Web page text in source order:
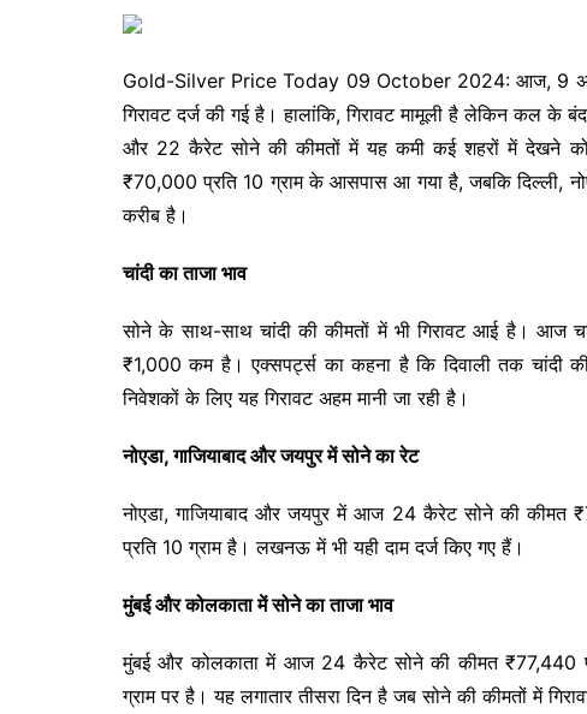
o
o
k
p
p
n
k
m
Gold-Silver Price Today 09 October 2024: आज, 9
गिरावट दर्ज की गई है। हालांकि, गिरावट मामूली है लेकिन
और 22 कैरेट सोने की कीमतों में यह कमी कई शहरों में देखने
₹70,000 प्रति 10 ग्राम के आसपास आ गया है, जबकि दिल्ली,
करीब है।
चांदी का ताजा भाव
सोने के साथ-साथ चांदी की कीमतों में भी गिरावट आई है। आज
₹1,000 कम है। एक्सपर्ट्स का कहना है कि दिवाली तक चांदी
निवेशकों के लिए यह गिरावट अहम मानी जा रही है।
नोएडा, गाजियाबाद और जयपुर में सोने का रेट
नोएडा, गाजियाबाद और जयपुर में आज 24 कैरेट सोने की कीमत
प्रति 10 ग्राम है। लखनऊ में भी यही दाम दर्ज किए गए हैं।
मुंबई और कोलकाता में सोने का ताजा भाव
मुंबई और कोलकाता में आज 24 कैरेट सोने की कीमत ₹77,440
ग्राम पर है। यह लगातार तीसरा दिन है जब सोने की कीमतों में